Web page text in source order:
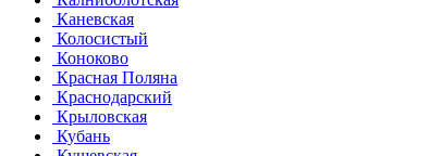
Каневская
Колосистый
Коноково
Красная Поляна
Краснодарский
Крыловская
Кубань